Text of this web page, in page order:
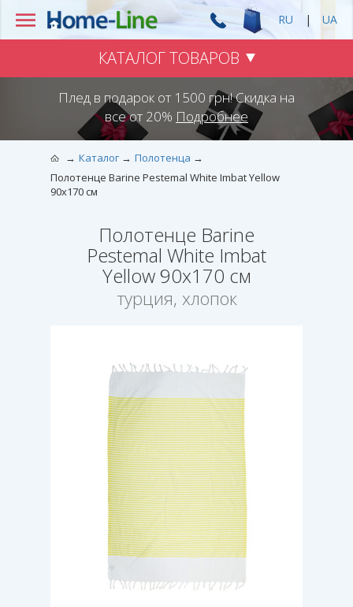
RU | UA
КАТАЛОГ ТОВАРОВ
Плед в подарок от 1500 грн! Скидка на
все от 20% Подробнее
Каталог
Полотенца
Полотенце Barine Pestemal White Imbat Yellow
90х170 см
Полотенце Barine
Pestemal White Imbat
Yellow 90х170 см
турция, хлопок